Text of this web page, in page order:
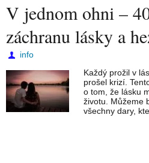
V jednom ohni –
záchranu lásky a
info
Každý prožil v
prošel krizí.
o tom, že lásku
životu. Můžeme
všechny dary,